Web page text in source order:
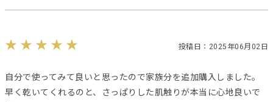
投稿日：2025年06月02日
自分で使ってみて良いと思ったので家族分を追加購入しました。
早く乾いてくれるのと、さっぱりした肌触りが本当に心地良いで